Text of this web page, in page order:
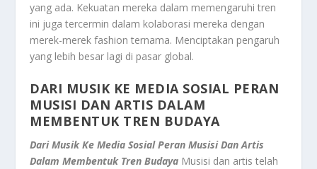
yang ada. Kekuatan mereka dalam memengaruhi tren
ini juga tercermin dalam kolaborasi mereka dengan
merek-merek fashion ternama. Menciptakan pengaruh
yang lebih besar lagi di pasar global.
DARI MUSIK KE MEDIA SOSIAL PERAN
MUSISI DAN ARTIS DALAM
MEMBENTUK TREN BUDAYA
Dari Musik Ke Media Sosial Peran Musisi Dan Artis
Dalam Membentuk Tren Budaya Musisi dan artis telah